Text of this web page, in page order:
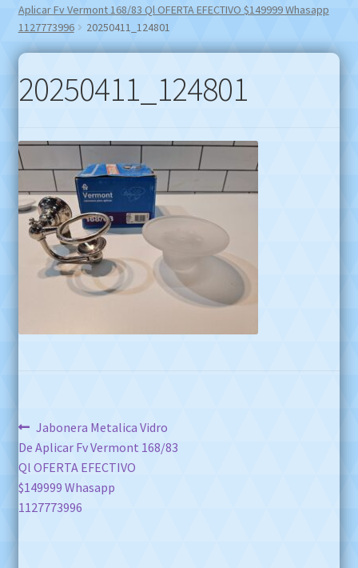
Aplicar Fv Vermont 168/83 Ql OFERTA EFECTIVO $149999 Whasapp
1127773996
20250411_124801
20250411_124801
Navegación
de
entradas
Anterior:
Jabonera Metalica Vidro
De Aplicar Fv Vermont 168/83
Ql OFERTA EFECTIVO
$149999 Whasapp
1127773996